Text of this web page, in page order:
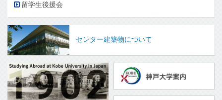
留学生後援会
センター建築物について